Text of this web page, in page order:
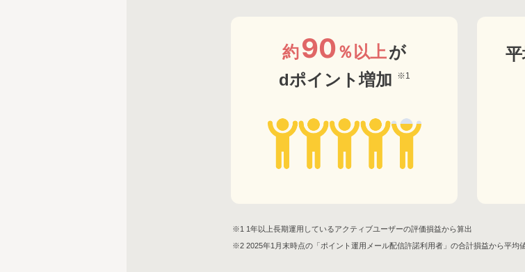
約90％以上が
dポイント増加
※1
※1 1年以上長期運用しているアクティブユーザーの評価損益から算出
※2 2025年1月末時点の「ポイント運用メール配信許諾利用者」の合計損益から平均